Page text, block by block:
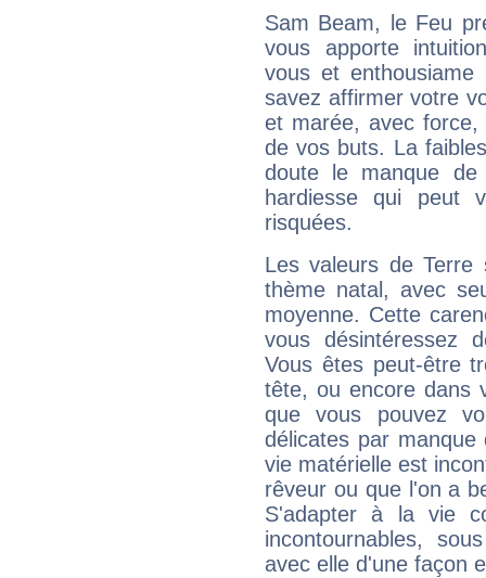
Sam Beam, le Feu
vous apporte
vous et
savez affirmer votre
et marée, avec
de vos buts. La
doute le manque
hardiesse qui peut
risquées.
Les valeurs de Terre
thème natal, avec
moyenne. Cette
vous désintéressez
Vous êtes peut-être
tête, ou encore dans
que vous pouvez
délicates par
vie matérielle est
rêveur ou que l'on a
S'adapter à la vie
incontournables,
avec elle d'une façon